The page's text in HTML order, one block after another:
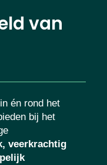
van
én rond het
bij het
veerkrachtig